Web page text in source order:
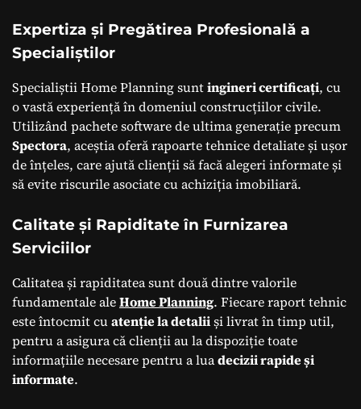
Expertiza și Pregătirea Profesională a
Specialiștilor
Specialiștii Home Planning suntingineri certificați, cu
o vastă experiență în domeniul construcțiilor civile.
Utilizând pachete software de ultima generație precum
Spectora, aceștia oferă rapoarte tehnice detaliate și ușor
de înțeles, care ajută clienții să facă alegeri informate și
să evite riscurile asociate cu achiziția imobiliară.
Calitate și Rapiditate în Furnizarea
Serviciilor
Calitatea și rapiditatea sunt două dintre valorile
fundamentale aleHome Planning. Fiecare raport tehnic
este întocmit cuatenție la detaliiși livrat în timp util,
pentru a asigura că clienții au la dispoziție toate
informațiile necesare pentru a luadecizii rapide și
informate.